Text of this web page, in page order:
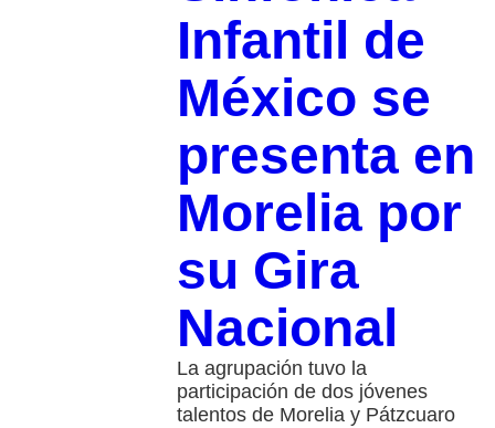
Infantil de
México se
presenta en
Morelia por
su Gira
Nacional
La agrupación tuvo la
participación de dos jóvenes
talentos de Morelia y Pátzcuaro